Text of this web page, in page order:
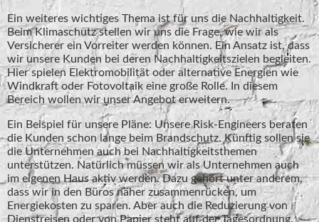
Ein weiteres wichtiges Thema ist für uns die Nachhaltigkeit.
Beim Klimaschutz stellen wir uns die Frage, wie wir als
Versicherer ein Vorreiter werden können. Ein Ansatz ist, dass
wir unsere Kunden bei deren Nachhaltigkeitszielen begleiten.
Hier spielen Elektromobilität oder alternative Energien wie
Windkraft oder Fotovoltaik eine große Rolle. In diesem
Bereich wollen wir unser Angebot erweitern.
Ein Beispiel für unsere Pläne: Unsere Risk-Engineers beraten
die Kunden schon lange beim Brandschutz. Künftig sollen sie
die Unternehmen auch bei Nachhaltigkeitsthemen
unterstützen. Natürlich müssen wir als Unternehmen auch
im eigenen Haus aktiv werden. Dazu gehört unter anderem,
dass wir in den Büros näher zusammenrücken, um
Energiekosten zu sparen. Aber auch die Reduzierung von
Dienstreisen oder von Papier steht auf der Tagesordnung.